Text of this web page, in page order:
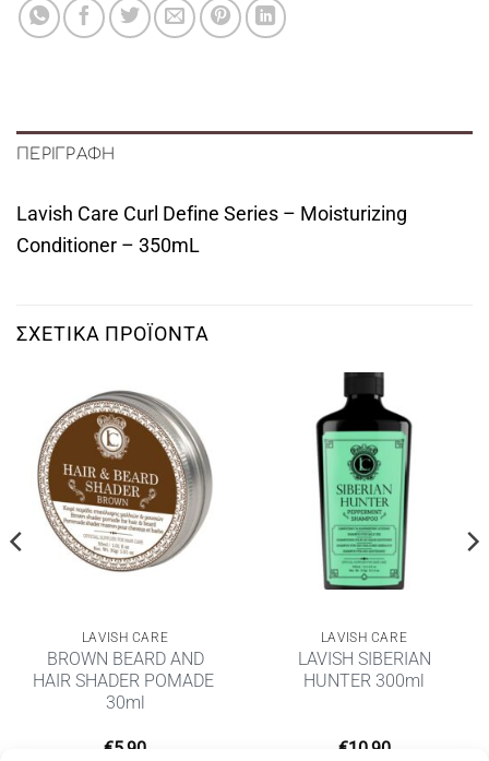
ΠΕΡΙΓΡΑΦΉ
Lavish Care Curl Define Series – Moisturizing
Conditioner – 350mL
ΣΧΕΤΙΚΆ ΠΡΟΪΌΝΤΑ
LAVISH CARE
BROWN BEARD AND
HAIR SHADER POMADE ​
30ml
€5,90
LAVISH CARE
LAVISH SIBERIAN
HUNTER 300ml
€10,90